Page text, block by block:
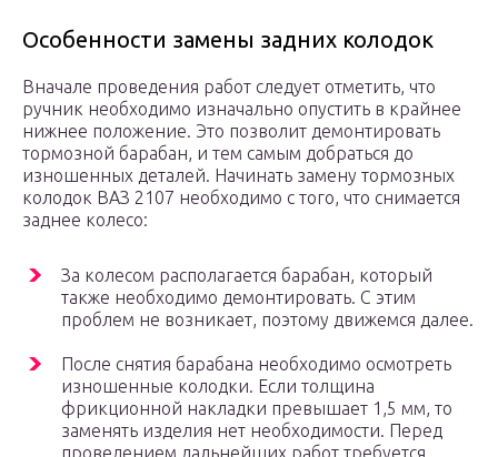
Особенности замены задних колодок
Вначале проведения работ следует отметить, что
ручник необходимо изначально опустить в крайнее
нижнее положение. Это позволит демонтировать
тормозной барабан, и тем самым добраться до
изношенных деталей. Начинать замену тормозных
колодок ВАЗ 2107 необходимо с того, что снимается
заднее колесо:
За колесом располагается барабан, который
также необходимо демонтировать. С этим
проблем не возникает, поэтому движемся далее.
После снятия барабана необходимо осмотреть
изношенные колодки. Если толщина
фрикционной накладки превышает 1,5 мм, то
заменять изделия нет необходимости. Перед
проведением дальнейших работ требуется